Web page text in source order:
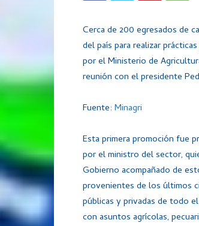
Cerca de 200 egresados de
del país para realizar
por el Ministerio de
reunión con el presidente
Fuente: Minagri
Esta primera promoción fue
por el ministro del sector,
Gobierno acompañado de
provenientes de los últimos
públicas y privadas de todo
con asuntos agrícolas,